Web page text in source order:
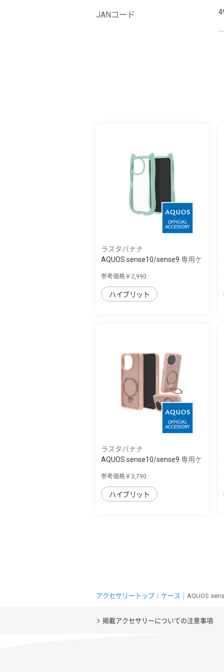
JANコード
ラスタバナナ
AQUOS sense10/sense9 専用ケ
参考価格￥2,990
ハイブリット
ラスタバナナ
AQUOS sense10/sense9 専用ケ
参考価格￥3,790
ハイブリット
アクセサリートップ ケース ｜AQUOS
掲載アクセサリーについての注意事項